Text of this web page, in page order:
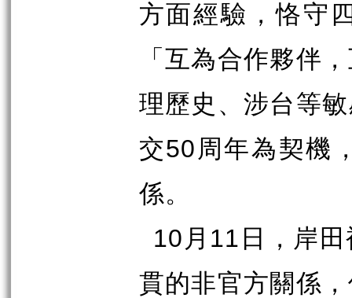
方面經驗，恪守
「互為合作夥伴
理歷史、涉台等
交50 周年為契機
係。
10 月 11 日，岸
貫的非官方關係